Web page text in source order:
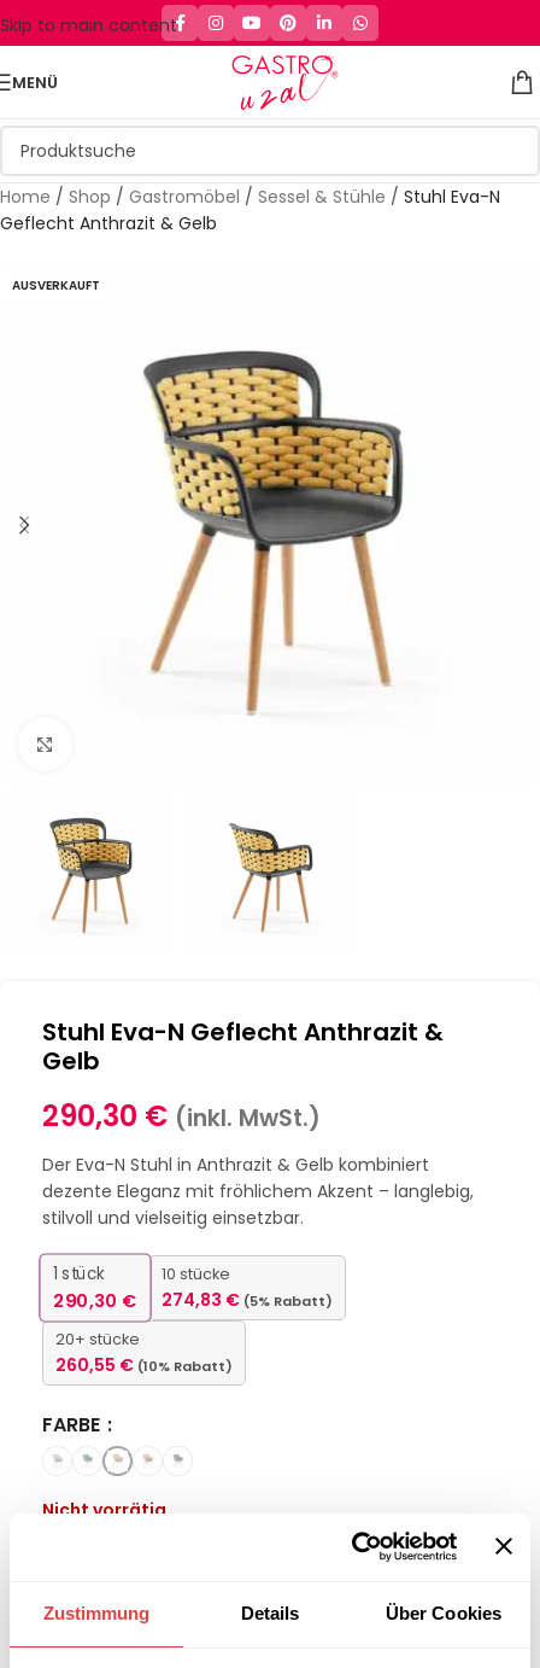
Zustimmung Details Über Cookies
Skip to main content
MENÜ
Home / Shop / Gastromöbel / Sessel & Stühle / Stuhl Eva-N
Geflecht Anthrazit & Gelb
AUSVERKAUFT
Stuhl Eva-N Geflecht Anthrazit &
Gelb
290,30 € (inkl. MwSt.)
Der Eva-N Stuhl in Anthrazit & Gelb kombiniert
dezente Eleganz mit fröhlichem Akzent – langlebig,
stilvoll und vielseitig einsetzbar.
1 stück
290,30 €
10 stücke
274,83 € (5% Rabatt)
20+ stücke
260,55 € (10% Rabatt)
FARBE
Nicht vorrätig
Stückzahlen?
anfordern